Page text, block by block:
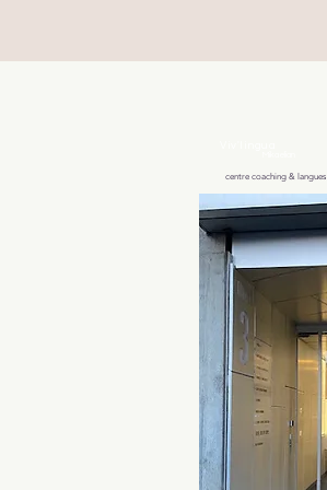
centre coaching & langues